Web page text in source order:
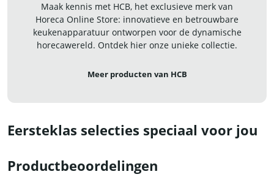
Maak kennis met HCB, het exclusieve merk van
Horeca Online Store: innovatieve en betrouwbare
keukenapparatuur ontworpen voor de dynamische
horecawereld. Ontdek hier onze unieke collectie.
Meer producten van HCB
Eersteklas selecties speciaal voor jou
Productbeoordelingen